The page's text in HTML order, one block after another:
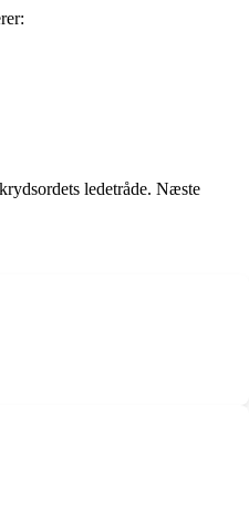
ledetråde. Næste